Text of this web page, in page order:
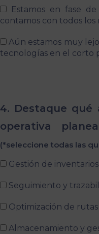
Estamos en fase
contamos con todos los
Aún estamos muy
tecnologías en el corto
4. Destaque qué
operativa
(*seleccione todas las
Gestión de inventarios
Seguimiento y
Optimización de
Almacenamiento y